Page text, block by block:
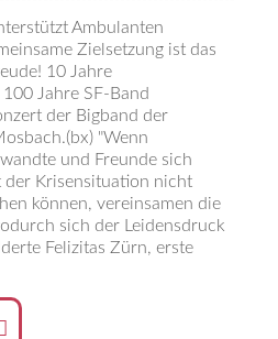
Ambulanten
Zielsetzung ist das
10 Jahre
Jahre SF-Band
der Bigband der
"Wenn
und Freunde sich
der Krisensituation nicht
können, vereinsamen die
sich der Leidensdruck
Felizitas Zürn, erste